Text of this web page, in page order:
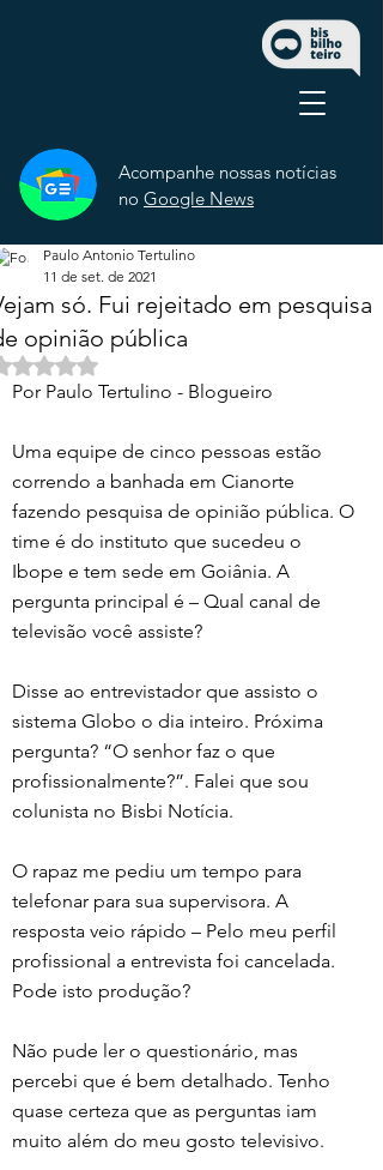
Acompanhe nossas notícias
no Google News
só. Fui rejeitado em pesquisa
opinião pública
Paulo Antonio Tertulino
11 de set. de 2021
Avaliado com NaN de 5 estrelas.
Por Paulo Tertulino - Blogueiro
Uma equipe de cinco pessoas estão
correndo a banhada em Cianorte
fazendo pesquisa de opinião pública. O
time é do instituto que sucedeu o
Ibope e tem sede em Goiânia. A
pergunta principal é – Qual canal de
televisão você assiste?
Disse ao entrevistador que assisto o
sistema Globo o dia inteiro. Próxima
pergunta? “O senhor faz o que
profissionalmente?”. Falei que sou
colunista no Bisbi Notícia.
O rapaz me pediu um tempo para
telefonar para sua supervisora. A
resposta veio rápido – Pelo meu perfil
profissional a entrevista foi cancelada.
Pode isto produção?
Não pude ler o questionário, mas
percebi que é bem detalhado. Tenho
quase certeza que as perguntas iam
muito além do meu gosto televisivo.